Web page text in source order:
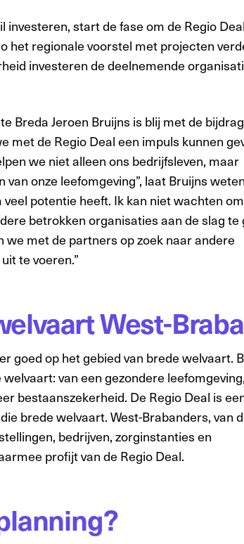
start de fase om de Regio
het regionale voorstel met projecten
investeren de deelnemende
Breda Jeroen Bruijns is blij met de
met de Regio Deal een impuls kunnen
we niet alleen ons bedrijfsleven, maar
onze leefomgeving”, laat Bruijns
potentie heeft. Ik kan niet wachten
betrokken organisaties aan de slag te
met de partners op zoek naar andere
te voeren.”
West-
goed op het gebied van brede welvaart.
van een gezondere
bestaanszekerheid. De Regio Deal is
brede welvaart. West-Brabanders, van
bedrijven, zorginstanties en
profijt van de Regio Deal.